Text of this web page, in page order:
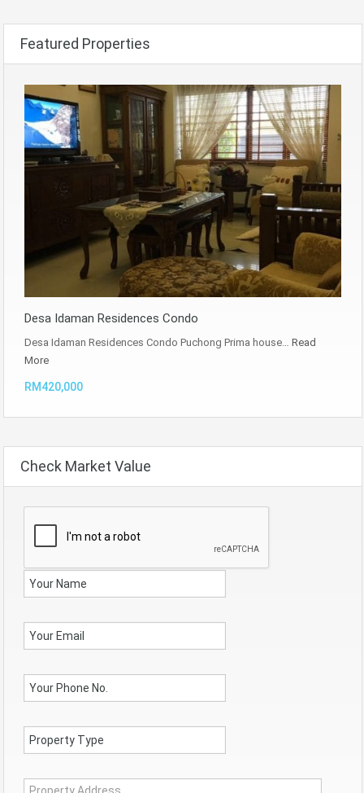
Featured Properties
Desa Idaman Residences Condo
Desa Idaman Residences Condo Puchong Prima house… Read
More
RM420,000
Check Market Value